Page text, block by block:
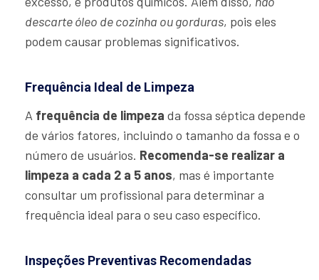
descarte óleo de cozinha ou gorduras, pois eles
podem causar problemas significativos.
Frequência Ideal de Limpeza
A frequência de limpeza da fossa séptica depende
de vários fatores, incluindo o tamanho da fossa e o
número de usuários. Recomenda-se realizar a
limpeza a cada 2 a 5 anos, mas é importante
consultar um profissional para determinar a
frequência ideal para o seu caso específico.
Inspeções Preventivas Recomendadas